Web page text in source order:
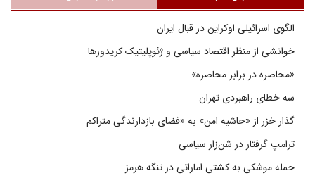
الگوی اسرائیلی اوکراین در قبال ایران
خوانشی از منظر اقتصاد سیاسی و ژئوپلیتیک کریدورها
«محاصره در برابر محاصره»
سه خطای راهبردی تهران
گذار خزر از «حاشیه امن» به «فضای بازدارندگی متراکم
ترامپ گرفتار در شن‌زار سیاسی
حمله موشکی به کشتی اماراتی در تنگه هرمز